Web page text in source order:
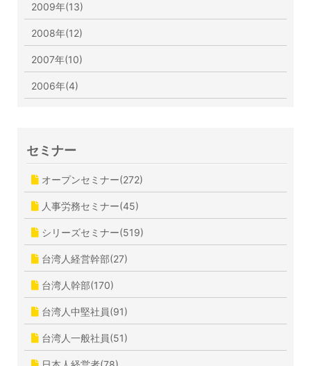
2009年(13)
2008年(12)
2007年(10)
2006年(4)
セミナー
オープンセミナー(272)
人事労務セミナー(45)
シリーズセミナー(519)
台湾人経営幹部(27)
台湾人幹部(170)
台湾人中堅社員(91)
台湾人一般社員(51)